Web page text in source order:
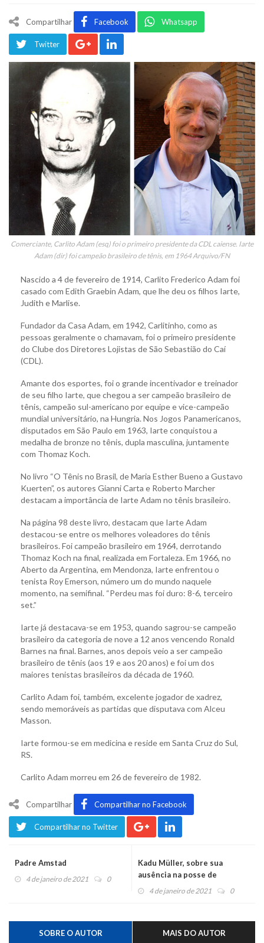
Compartilhar Facebook Whatsapp
Twitter
Comerciante, Carlito Adam (esq) foi o primeiro presidente da CDL caiense. Iarte
Adam (dir) foi campeão brasileiro de tênis, em 1964 Arquivo/FN
Nascido a 4 de fevereiro de 1914, Carlito Frederico Adam foi
casado com Edith Graebin Adam, que lhe deu os filhos Iarte,
Judith e Marlise.
Fundador da Casa Adam, em 1942, Carlitinho, como as
pessoas geralmente o chamavam, foi o primeiro presidente
do Clube dos Diretores Lojistas de São Sebastião do Caí
(CDL).
Amante dos esportes, foi o grande incentivador e treinador
de seu filho Iarte, que chegou a ser campeão brasileiro de
tênis, campeão sul-americano por equipe e vice-campeão
mundial universitário, na Hungria. Nos Jogos Panamericanos,
disputados em São Paulo em 1963, Iarte conquistou a
medalha de bronze no tênis, dupla masculina, juntamente
com Thomaz Koch.
No livro “O Tênis no Brasil, de Maria Esther Bueno a Gustavo
Kuerten”, os autores Gianni Carta e Roberto Marcher
destacam a importância de Iarte Adam no tênis brasileiro.
Na página 98 deste livro, destacam que Iarte Adam
destacou-se entre os melhores voleadores do tênis
brasileiros. Foi campeão brasileiro em 1964, derrotando
Thomaz Koch na final, realizada em Fortaleza. Em 1966, no
Aberto da Argentina, em Mendonza, Iarte enfrentou o
tenista Roy Emerson, número um do mundo naquele
momento, na semifinal. “Perdeu mas foi duro: 8-6, terceiro
set.”
Iarte já destacava-se em 1953, quando sagrou-se campeão
brasileiro da categoria de nove a 12 anos vencendo Ronald
Barnes na final. Barnes, anos depois veio a ser campeão
brasileiro de tênis (aos 19 e aos 20 anos) e foi um dos
maiores tenistas brasileiros da década de 1960.
Carlito Adam foi, também, excelente jogador de xadrez,
sendo memoráveis as partidas que disputava com Alceu
Masson.
Iarte formou-se em medicina e reside em Santa Cruz do Sul,
RS.
Carlito Adam morreu em 26 de fevereiro de 1982.
Compartilhar Compartilhar no Facebook
Compartilhar no Twitter
Padre Amstad
4 de janeiro de 2021 0
Kadu Müller, sobre sua
ausência na posse de
Zanatta: “o momento era do
4 de janeiro de 2021 0
SOBRE O AUTOR MAIS DO AUTOR